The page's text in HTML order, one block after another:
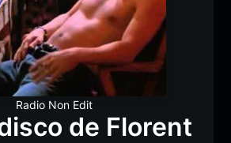
Radio Non Edit
de Florent